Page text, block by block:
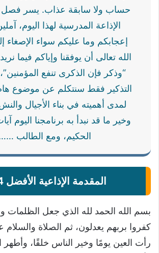
حساب ولا سابقة عذاب. يسر فصل
الإذاعة المدرسية لهذا اليوم،
إعجابكم وما عليكم سواء الإصغاء
الله تعالى أن يوفقنا وإياكم فيما
“وذكر فإن الذكرى تنفع
التذكير فقط سنتكلم عن موضوع
لمدى أهميته في بناء الأجيال
وخير ما قد نبدأ به برنامجنا اليوم
الحكيم، ومع الطالب
المقدمة الإذاعية الأفضل 1444
بسم الله الحمد لله الذي جعل الظلمات
كفروا بربهم يعدلون، ثم الصلاة
رأت العين يومًا وخير الناس خلقًا،